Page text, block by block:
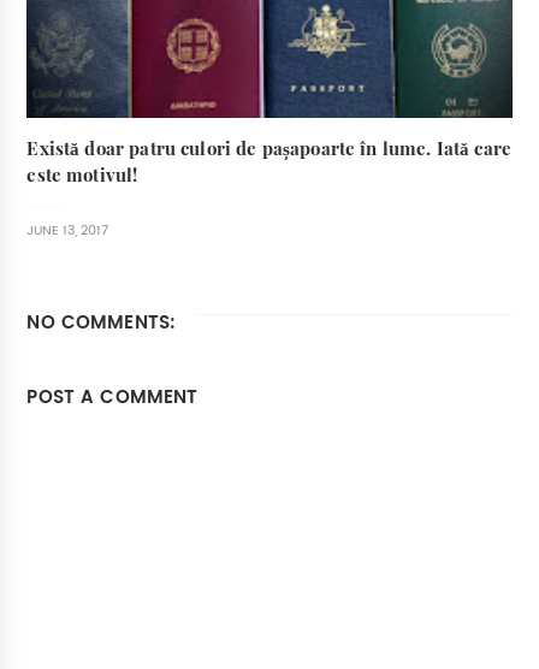
Există doar patru culori de pașapoarte în lume. Iată care
este motivul!
JUNE 13, 2017
NO COMMENTS:
POST A COMMENT